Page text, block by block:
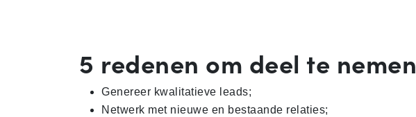
5 redenen om deel te nemen
Genereer kwalitatieve leads;
Netwerk met nieuwe en bestaande relaties;